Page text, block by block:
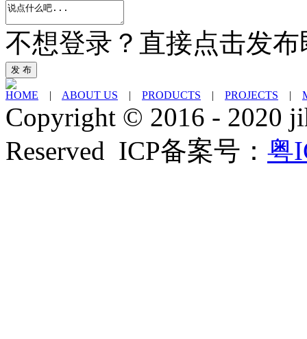
不想登录？直接点击发
发 布
HOME | ABOUT US | PRODUCTS | PROJECTS |
Copyright © 2016 - 2020
Reserved ICP备案号： 粤